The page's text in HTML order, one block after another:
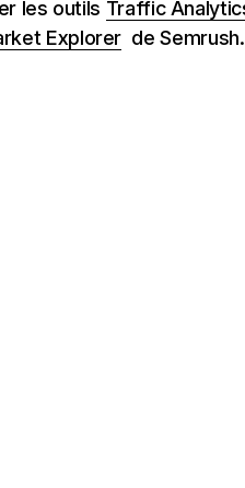
les outils Traffic
Explorer de Semrush.